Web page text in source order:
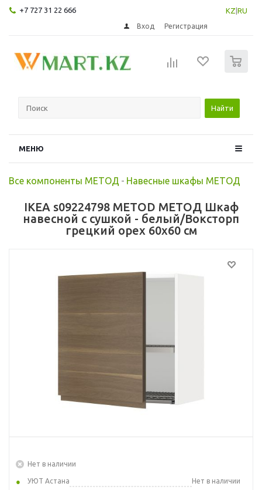
+7 727 31 22 666 KZ RU
Вход Регистрация
Найти
МЕНЮ
Все компоненты МЕТОД - Навесные шкафы МЕТОД
IKEA s09224798 METOD МЕТОД Шкаф
навесной с сушкой - белый/Воксторп
грецкий орех 60x60 см
Нет в наличии
УЮТ Астана
Нет в наличии